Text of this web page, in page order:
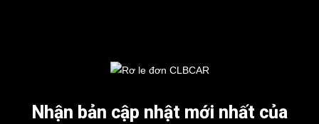
Nhận bản cập nhật mới nhất của